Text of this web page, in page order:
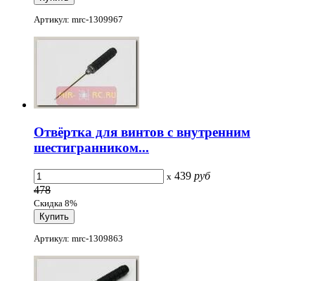
Артикул: mrc-1309967
Отвёртка для винтов с внутренним
шестигранником...
x 439 руб
478
Скидка 8%
Артикул: mrc-1309863